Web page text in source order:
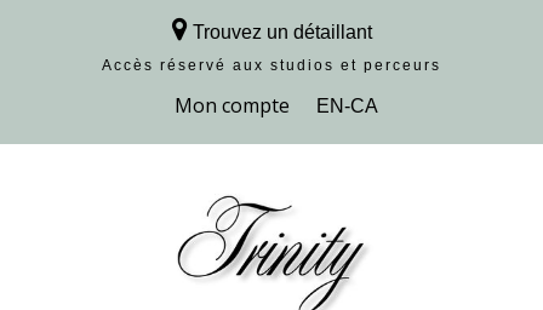
Trouvez un détaillant
Accès réservé aux studios et perceurs